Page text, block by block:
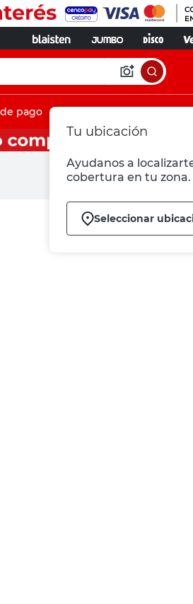
Tu ubicación
Ayudanos a
cobertura en tu zona.
Seleccionar
pago